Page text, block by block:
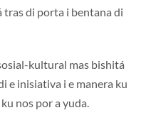
tras di porta i bentana di
kultural mas bishitá
e inisiativa i e manera ku
nos por a yuda.